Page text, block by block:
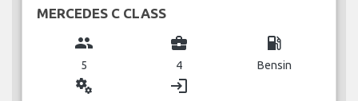
MERCEDES C CLASS
group
5
business_center
4
local_gas_station
Bensin
miscellaneous_services login